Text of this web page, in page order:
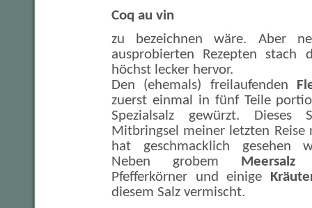
Coq au vin
zu bezeichnen wäre. Aber
ausprobierten Rezepten stach
höchst lecker hervor.
Den (ehemals) freilaufenden
zuerst einmal in fünf Teile
Spezialsalz gewürzt. Dieses
Mitbringsel meiner letzten Reise
hat geschmacklich gesehen
Neben grobem
Meersalz
Pfefferkörner und einige
diesem Salz vermischt.